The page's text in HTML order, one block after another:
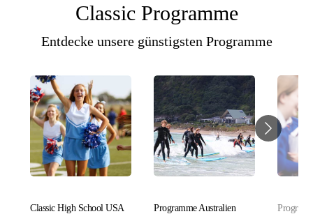
Classic Programme
Entdecke unsere günstigsten Programme
Classic High School USA Programme Australien